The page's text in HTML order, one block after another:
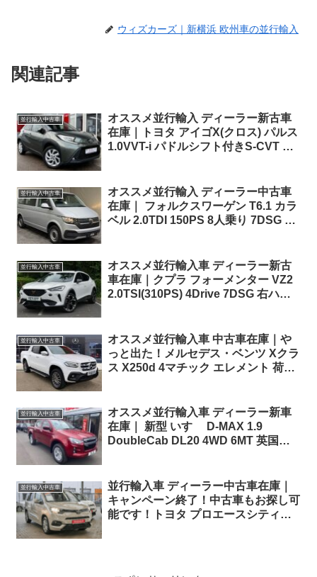
ウィズカーズ｜新横浜 欧州車の並行輸入
関連記事
並行輸入中古車
オススメ並行輸入 ディーラー新古車
在庫｜トヨタ アイゴX(クロス) パルス
1.0VVT-i パドルシフト付きS-CVT 左
並行輸入中古車
オススメ並行輸入 ディーラー中古車
在庫｜ フォルクスワーゲン T6.1 カラ
ベル 2.0TDI 150PS 8人乗り 7DSG 左
並行輸入中古車
オススメ並行輸入車 ディーラー新古
車在庫｜クプラ フォーメンター VZ2
2.0TSI(310PS) 4Drive 7DSG 右ハン
並行輸入中古車
オススメ並行輸入車 中古車在庫｜や
っと出た！メルセデス・ベンツ Xクラ
ス X250d 4マチック エレメント 荷台
並行輸入中古車
オススメ並行輸入車 ディーラー新車
在庫｜ 新型 いすゞ D-MAX 1.9
DoubleCab DL20 4WD 6MT 英国仕
並行輸入中古車
並行輸入車 ディーラー中古車在庫｜
キャンペーン終了！中古車もお探し可
能です！トヨタ プロエースシティヴ